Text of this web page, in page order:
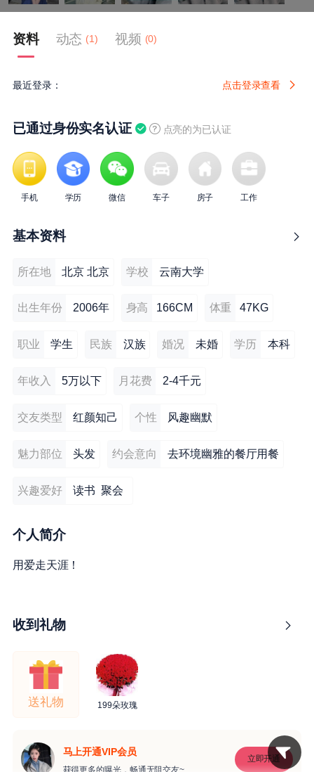
资料 动态 (1) 视频 (0)
最近登录： 点击登录查看
已通过身份实名认证 点亮的为已认证
手机 学历 微信 车子 房子 工作
基本资料
所在地 北京 北京 学校 云南大学
出生年份 2006年 身高 166CM 体重 47KG
职业 学生 民族 汉族 婚况 未婚 学历 本科
年收入 5万以下 月花费 2-4千元
交友类型 红颜知己 个性 风趣幽默
魅力部位 头发 约会意向 去环境幽雅的餐厅用餐
兴趣爱好 读书 聚会
个人简介
用爱走天涯！
收到礼物
送礼物 199朵玫瑰
马上开通VIP会员
获得更多的曝光，畅通无阻交友~
立即开通